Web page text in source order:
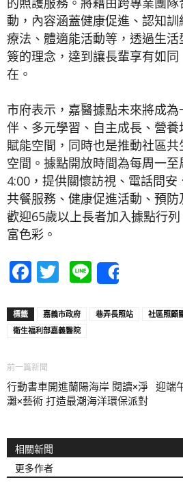
動，內容涵蓋健康促進、認知
療法、體適能活動等，透過生
簽的理念，達到讓長輩享有如
在。
市府表示，嘉醫據點未來將成
伴、多元學習、自主成長、營
賦能空間，同時也是推動社區
空間。據點開放時間為每周一
4:00，提供關懷訪視、電話問安
共餐服務、健康促進活動、預防
歡迎65歲以上長者加入據點行
富色彩。
Facebook
Twitter
Line
標籤 嘉義市政府 巷弄長照站
社區照顧
衛生福利部嘉義醫院
前一篇新聞
行動書車開進蘭陽海岸 閱讀×淨
灘×藝術 打造最潮海洋環保派對
迎端
相關新聞
更多作者